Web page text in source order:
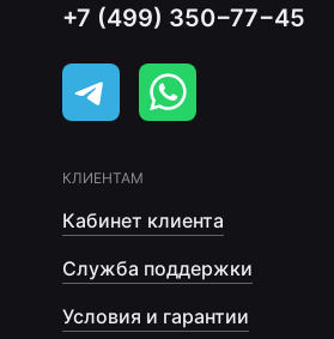
+7 (499) 350−77−45
КЛИЕНТАМ
Кабинет клиента
Служба поддержки
Условия и гарантии